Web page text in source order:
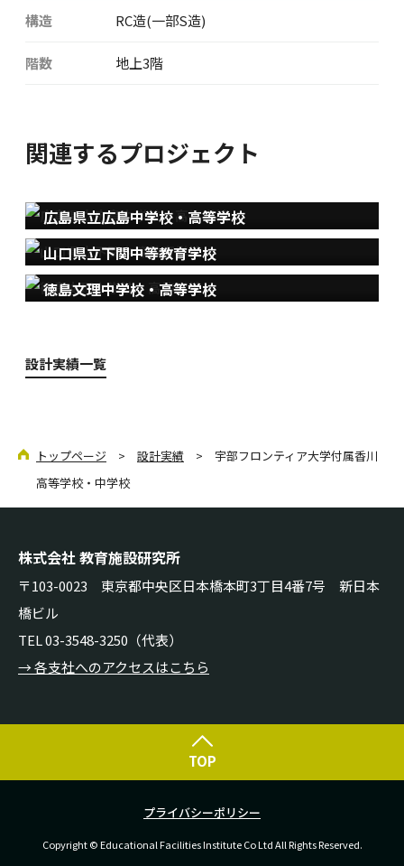
構造 RC造(一部S造)
階数 地上3階
関連するプロジェクト
広島県立広島中学校・高等学校
山口県立下関中等教育学校
徳島文理中学校・高等学校
設計実績一覧
トップページ > 設計実績 > 宇部フロンティア大学付属香川
高等学校・中学校
株式会社 教育施設研究所
〒103-0023 東京都中央区日本橋本町3丁目4番7号 新日本
橋ビル
TEL 03-3548-3250（代表）
→ 各支社へのアクセスはこちら
TOP
プライバシーポリシー
Copyright © Educational Facilities Institute Co Ltd All Rights Reserved.